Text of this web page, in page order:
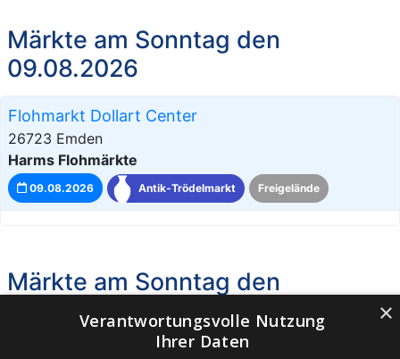
Märkte am Sonntag den
09.08.2026
Flohmarkt Dollart Center
26723 Emden
Harms Flohmärkte
09.08.2026 Antik-Trödelmarkt Freigelände
Märkte am Sonntag den
06.09.2026
×
Verantwortungsvolle Nutzung
Ihrer Daten